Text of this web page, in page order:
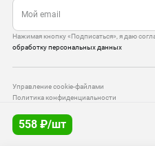
558 ₽/шт
Нажимая кнопку «Подписаться», я даю
обработку персональных данных
Управление cookie-файлами
Политика конфиденциальности
© 2010–2026 — ООО «Моттекс»